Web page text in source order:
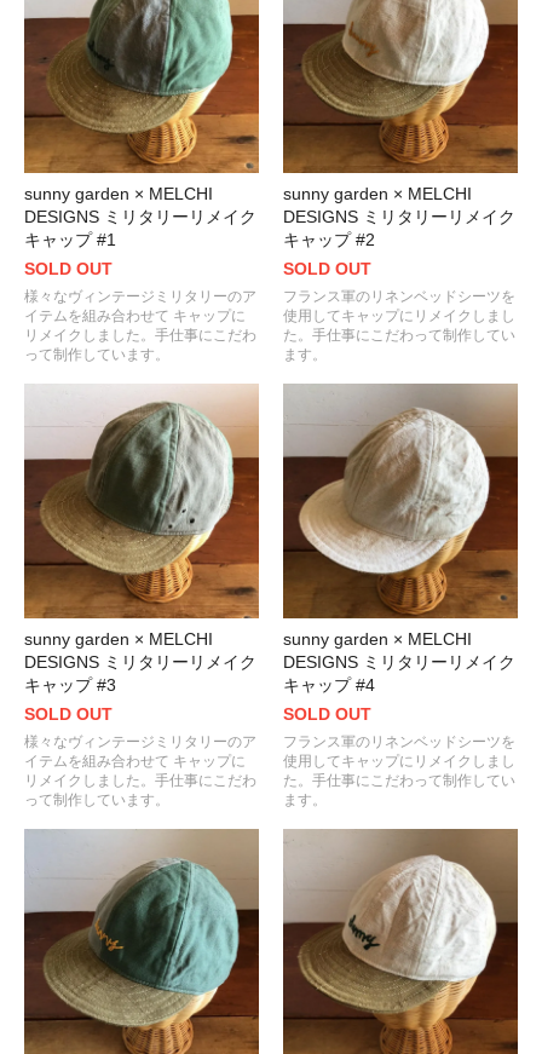
sunny garden × MELCHI
DESIGNS ミリタリーリメイク
キャップ #1
SOLD OUT
様々なヴィンテージミリタリーのア
イテムを組み合わせて キャップに
リメイクしました。手仕事にこだわ
って制作しています。
sunny garden × MELCHI
DESIGNS ミリタリーリメイク
キャップ #2
SOLD OUT
フランス軍のリネンベッドシーツを
使用してキャップにリメイクしまし
た。手仕事にこだわって制作してい
ます。
sunny garden × MELCHI
DESIGNS ミリタリーリメイク
キャップ #3
SOLD OUT
様々なヴィンテージミリタリーのア
イテムを組み合わせて キャップに
リメイクしました。手仕事にこだわ
って制作しています。
sunny garden × MELCHI
DESIGNS ミリタリーリメイク
キャップ #4
SOLD OUT
フランス軍のリネンベッドシーツを
使用してキャップにリメイクしまし
た。手仕事にこだわって制作してい
ます。